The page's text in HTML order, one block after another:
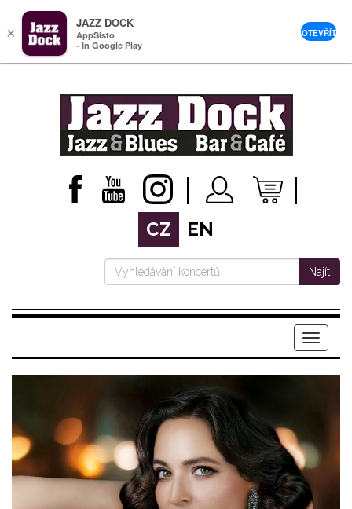
CZ EN
Najít
Menu
×
JAZZ DOCK
AppSisto
- In Google Play
OTEVŘÍT